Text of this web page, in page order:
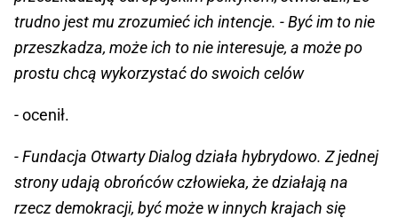
trudno jest mu zrozumieć ich intencje. - Być im to nie
przeszkadza, może ich to nie interesuje, a może po
prostu chcą wykorzystać do swoich celów
- ocenił.
- Fundacja Otwarty Dialog działa hybrydowo. Z jednej
strony udają obrońców człowieka, że działają na
rzecz demokracji, być może w innych krajach się